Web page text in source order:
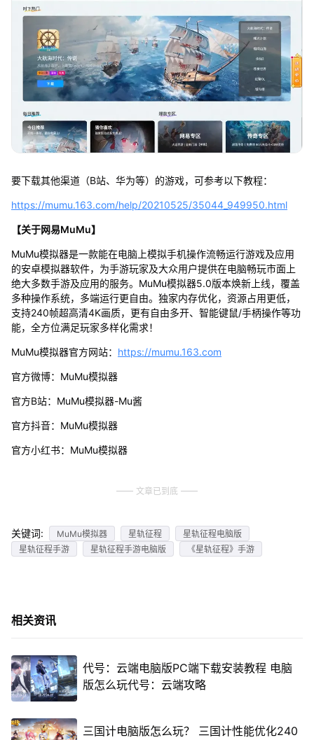
要下载其他渠道（B站、华为等）的游戏，可参考以下教程：
https://mumu.163.com/help/20210525/35044_949950.html
【关于网易MuMu】
MuMu模拟器是一款能在电脑上模拟手机操作流畅运行游戏及应用
的安卓模拟器软件，为手游玩家及大众用户提供在电脑畅玩市面上
绝大多数手游及应用的服务。MuMu模拟器5.0版本焕新上线，覆盖
多种操作系统，多端运行更自由。独家内存优化，资源占用更低，
支持240帧超高清4K画质，更有自由多开、智能键鼠/手柄操作等功
能，全方位满足玩家多样化需求！
MuMu模拟器官方网站： https://mumu.163.com
官方微博：MuMu模拟器
官方B站：MuMu模拟器-Mu酱
官方抖音：MuMu模拟器
官方小红书：MuMu模拟器
文章已到底
关键词: MuMu模拟器 星轨征程
星轨征程电脑版
星轨征程手游
星轨征程手游电脑版 《星轨征程》手游
相关资讯
代号：云端电脑版PC端下载安装教程 电脑
版怎么玩代号：云端攻略
三国计电脑版怎么玩？ 三国计性能优化240